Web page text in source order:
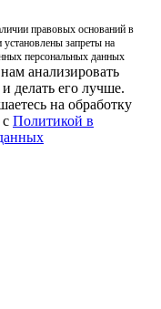
правовых оснований в
запреты на
персональных данных
анализировать
делать его лучше.
на обработку
Политикой в